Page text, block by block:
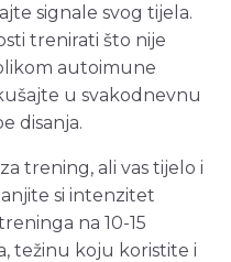
signale svog tijela.
trenirati što nije
autoimune
u svakodnevnu
disanja.
trening, ali vas tijelo i
si intenzitet
na 10-15
težinu koju koristite i